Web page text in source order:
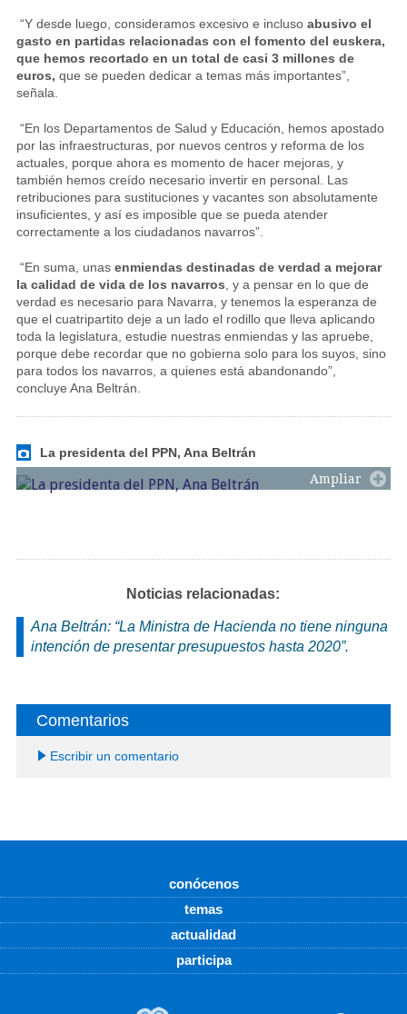
“Y desde luego, consideramos excesivo e inclusoabusivo el
gasto en partidas relacionadas con el fomento del euskera,
que hemos recortado en un total de casi 3 millones de
euros, que se pueden dedicar a temas más importantes”,
señala.
“En los Departamentos de Salud y Educación, hemos apostado
por las infraestructuras, por nuevos centros y reforma de los
actuales, porque ahora es momento de hacer mejoras, y
también hemos creído necesario invertir en personal. Las
retribuciones para sustituciones y vacantes son absolutamente
insuficientes, y así es imposible que se pueda atender
correctamente a los ciudadanos navarros”.
“En suma, unasenmiendas destinadas de verdad a mejorar
la calidad de vida de los navarros , y a pensar en lo que de
verdad es necesario para Navarra, y tenemos la esperanza de
que el cuatripartito deje a un lado el rodillo que lleva aplicando
toda la legislatura, estudie nuestras enmiendas y las apruebe,
porque debe recordar que no gobierna solo para los suyos, sino
para todos los navarros, a quienes está abandonando”,
concluye Ana Beltrán.
La presidenta del PPN, Ana Beltrán
Ampliar
Noticias relacionadas:
Ana Beltrán: “La Ministra de Hacienda no tiene ninguna
intención de presentar presupuestos hasta 2020”.
Comentarios
Escribir un comentario
conócenos
temas
actualidad
participa